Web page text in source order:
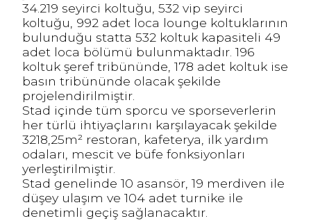
34.219 seyirci koltuğu, 532 vip seyirci
koltuğu, 992 adet loca lounge koltuklarının
bulunduğu statta 532 koltuk kapasiteli 49
adet loca bölümü bulunmaktadır. 196
koltuk şeref tribününde, 178 adet koltuk ise
basın tribününde olacak şekilde
projelendirilmiştir.
Stad içinde tüm sporcu ve sporseverlerin
her türlü ihtiyaçlarını karşılayacak şekilde
3218,25m² restoran, kafeterya, ilk yardım
odaları, mescit ve büfe fonksiyonları
yerleştirilmiştir.
Stad genelinde 10 asansör, 19 merdiven ile
düşey ulaşım ve 104 adet turnike ile
denetimli geçiş sağlanacaktır.